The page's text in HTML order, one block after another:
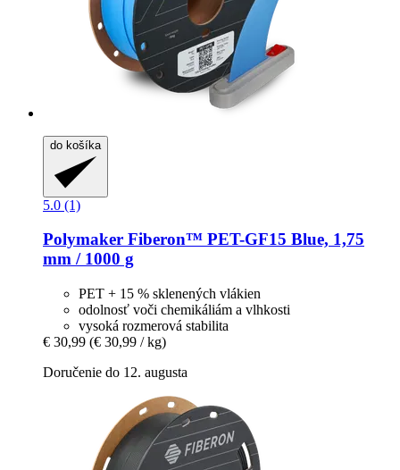
do košíka
5.0 (1)
Polymaker Fiberon™ PET-​GF15 Blue, 1,75
mm / 1000 g
PET + 15 % sklenených vlákien
odolnosť voči chemikáliám a vlhkosti
vysoká rozmerová stabilita
€ 30,99 (€ 30,99 / kg)
Doručenie do 12. augusta